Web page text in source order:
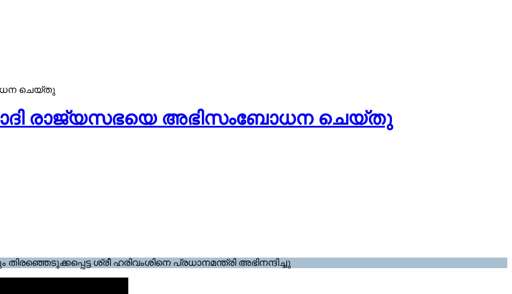
ചെയ്തു
മോദി രാജ്യസഭയെ അഭിസംബോധന ചെയ്തു
ശ്രീ ഹരിവംശിനെ പ്രധാനമന്ത്രി അഭിനന്ദിച്ചു